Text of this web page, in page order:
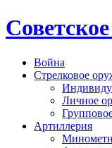
Война
Стрелковое
Личное
Артиллерия